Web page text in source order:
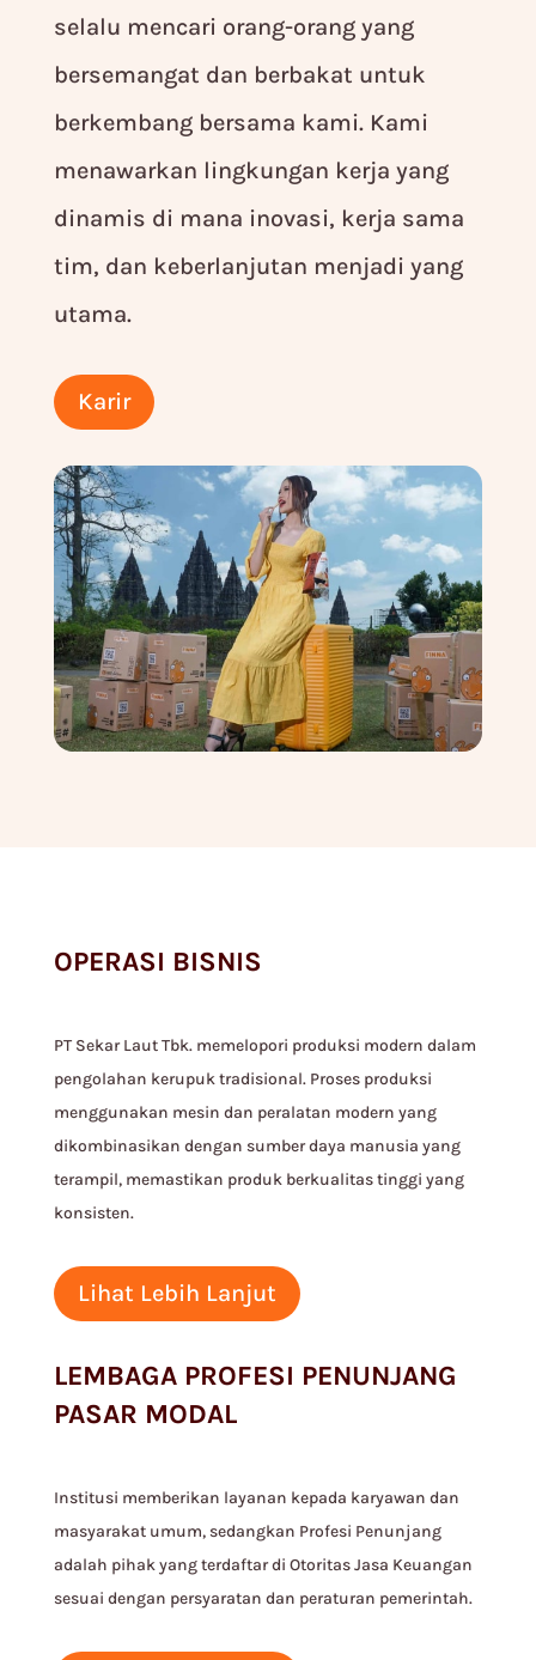
selalu mencari orang-orang yang
bersemangat dan berbakat untuk
berkembang bersama kami. Kami
menawarkan lingkungan kerja yang
dinamis di mana inovasi, kerja sama
tim, dan keberlanjutan menjadi yang
utama.
Karir
OPERASI BISNIS
PT Sekar Laut Tbk. memelopori produksi modern dalam
pengolahan kerupuk tradisional. Proses produksi
menggunakan mesin dan peralatan modern yang
dikombinasikan dengan sumber daya manusia yang
terampil, memastikan produk berkualitas tinggi yang
konsisten.
Lihat Lebih Lanjut
LEMBAGA PROFESI PENUNJANG
PASAR MODAL
Institusi memberikan layanan kepada karyawan dan
masyarakat umum, sedangkan Profesi Penunjang
adalah pihak yang terdaftar di Otoritas Jasa Keuangan
sesuai dengan persyaratan dan peraturan pemerintah.